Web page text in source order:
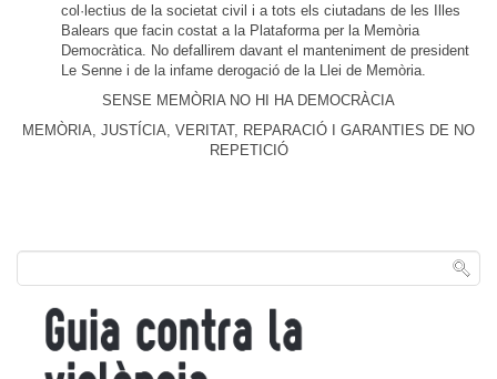
col·lectius de la societat civil i a tots els ciutadans de les Illes
Balears que facin costat a la Plataforma per la Memòria
Democràtica. No defallirem davant el manteniment de president
Le Senne i de la infame derogació de la Llei de Memòria.
SENSE MEMÒRIA NO HI HA DEMOCRÀCIA
MEMÒRIA, JUSTÍCIA, VERITAT, REPARACIÓ I GARANTIES DE NO
REPETICIÓ